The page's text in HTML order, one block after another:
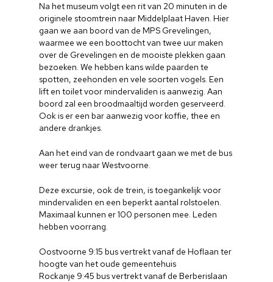
Na het museum volgt een rit van 20 minuten in de
originele stoomtrein naar Middelplaat Haven. Hier
gaan we aan boord van de MPS Grevelingen,
waarmee we een boottocht van twee uur maken
over de Grevelingen en de mooiste plekken gaan
bezoeken. We hebben kans wilde paarden te
spotten, zeehonden en vele soorten vogels. Een
lift en toilet voor mindervaliden is aanwezig. Aan
boord zal een broodmaaltijd worden geserveerd.
Ook is er een bar aanwezig voor koffie, thee en
andere drankjes.
Aan het eind van de rondvaart gaan we met de bus
weer terug naar Westvoorne.
Deze excursie, ook de trein, is toegankelijk voor
mindervaliden en een beperkt aantal rolstoelen.
Maximaal kunnen er 100 personen mee. Leden
hebben voorrang.
Oostvoorne 9:15 bus vertrekt vanaf de Hoflaan ter
hoogte van het oude gemeentehuis
Rockanje 9:45 bus vertrekt vanaf de Berberislaan